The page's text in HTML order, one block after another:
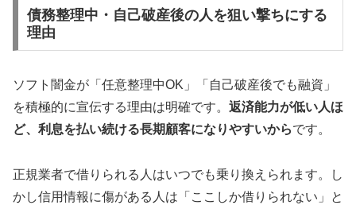
債務整理中・自己破産後の人を狙い撃ちにする
理由
ソフト闇金が「任意整理中OK」「自己破産後でも融資」
を積極的に宣伝する理由は明確です。 返済能力が低い人ほ
ど、利息を払い続ける長期顧客になりやすいからです。
正規業者で借りられる人はいつでも乗り換えられます。し
かし信用情報に傷がある人は「ここしか借りられない」と